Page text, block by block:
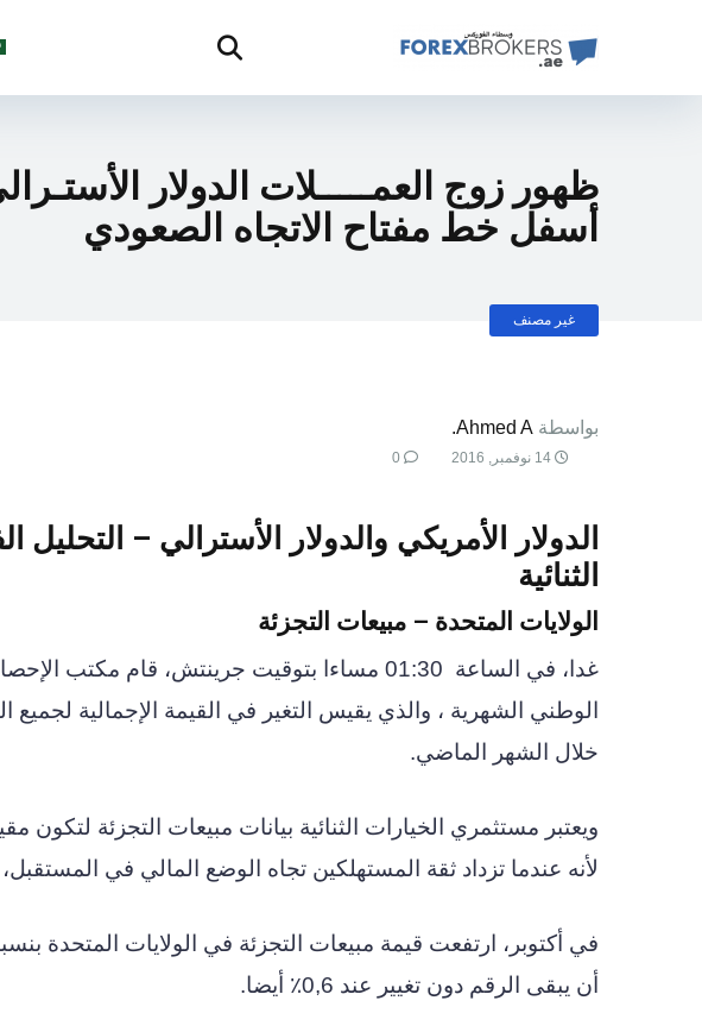
ظهور زوج العمـــــلات الدولار
أسفل خط مفتاح الاتجاه الصعودي
غير مصنف
بواسطة Ahmed A.
الدولار الأمريكي والدولار الأسترالي – التحليل
الثنائية
الولايات المتحدة – مبيعات التجزئة
غدا، في الساعة
01:30 مساءا بتوقيت جرينتش، قام مكتب
الوطني الشهرية ، والذي يقيس التغير في القيمة الإجمالية لجميع
خلال الشهر الماضي.
ويعتبر مستثمري الخيارات الثنائية بيانات مبيعات التجزئة لتكون
لأنه عندما تزداد ثقة المستهلكين تجاه الوضع المالي في
أن يبقى الرقم دون تغيير عند 0,6٪ أيضا.